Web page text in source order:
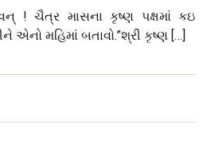
! ચૈત્ર માસના કૃષ્‍ણ પક્ષમાં કઇ
એનો મહિમાં બતાવો.”શ્રી કૃષ્‍ણ […]